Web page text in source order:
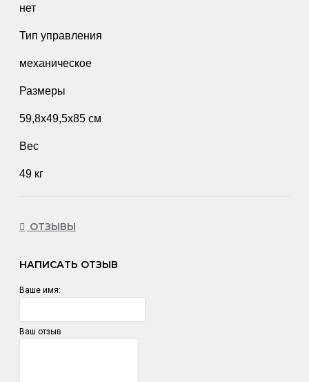
нет
Тип управления
механическое
Размеры
59,8x49,5x85 см
Вес
49 кг
ОТЗЫВЫ
НАПИСАТЬ ОТЗЫВ
Ваше имя:
Ваш отзыв